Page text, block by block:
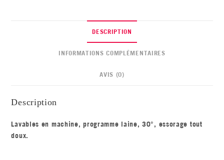
DESCRIPTION
INFORMATIONS COMPLÉMENTAIRES
AVIS (0)
Description
Lavables en machine, programme laine, 30°, essorage tout
doux.